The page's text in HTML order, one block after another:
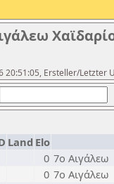
Ersteller/Letzter
Land Elo
0 7ο Αιγάλεω
0 7ο Αιγάλεω